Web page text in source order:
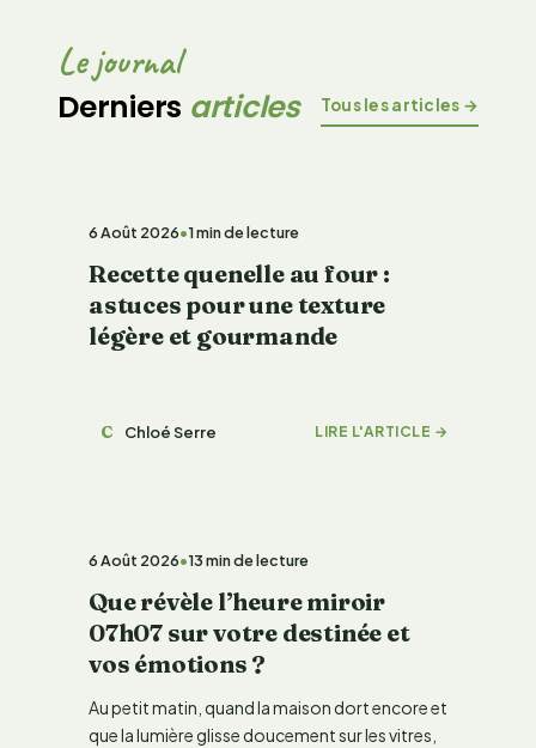
Le journal
Derniers articles Tous les articles →
CUISINE & DÉCOUVERTES
6 Août 2026•1 min de lecture
Recette quenelle au four :
astuces pour une texture
légère et gourmande
C Chloé Serre LIRE L'ARTICLE →
LIFESTYLE & TENDANCE
6 Août 2026•13 min de lecture
Que révèle l’heure miroir
07h07 sur votre destinée et
vos émotions ?
Au petit matin, quand la maison dort encore et
que la lumière glisse doucement sur les vitres,